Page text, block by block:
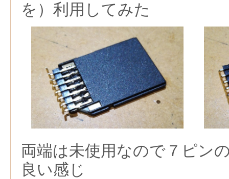
を）利用してみた
両端は未使用なので７ピン
良い感じ